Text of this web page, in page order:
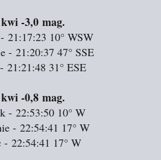
-3,0 mag.
21:17:23 10° WSW
- 21:20:37 47° SSE
21:21:48 31° ESE
-0,8 mag.
- 22:53:50 10° W
- 22:54:41 17° W
- 22:54:41 17° W